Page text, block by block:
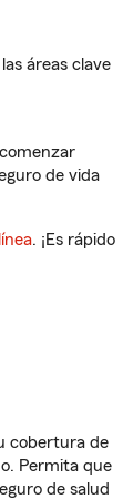
áreas clave
de vida
. ¡Es rápido
cobertura de
Permita que
de salud